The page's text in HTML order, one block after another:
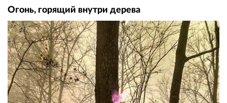
Огонь, горящий внутри дерева